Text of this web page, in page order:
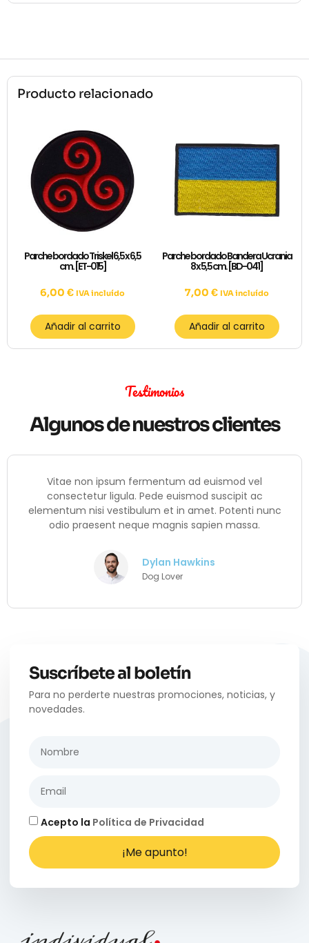
Producto relacionado
Parche bordado Triskel 6,5 x 6,5
cm. [ET-015]
6,00 € IVA incluído
Añadir al carrito
Parche bordado Bandera Ucrania
8 x 5,5 cm. [BD-041]
7,00 € IVA incluído
Añadir al carrito
Testimonios
Algunos de nuestros clientes
non ipsum fermentum ad euismod vel
ligula. Pede euismod suscipit ac
nisi vestibulum et in amet. Potenti nunc
praesent neque magnis sapien massa.
Dylan Hawkins
Dog Lover
Suscríbete al boletín
Para no perderte nuestras promociones, noticias, y
novedades.
Acepto la Política de Privacidad
¡Me apunto!